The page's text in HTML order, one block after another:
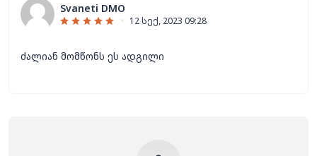
Svaneti DMO
12 სექ, 2023 09:28
ძალიან მომწონს ეს ადგილი